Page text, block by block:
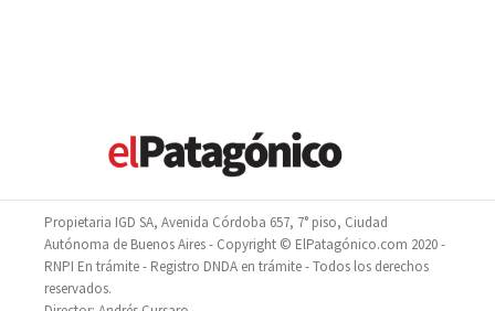
Propietaria IGD SA, Avenida Córdoba 657, 7° piso, Ciudad
Autónoma de Buenos Aires - Copyright © ElPatagónico.com 2020 -
RNPI En trámite - Registro DNDA en trámite - Todos los derechos
reservados.